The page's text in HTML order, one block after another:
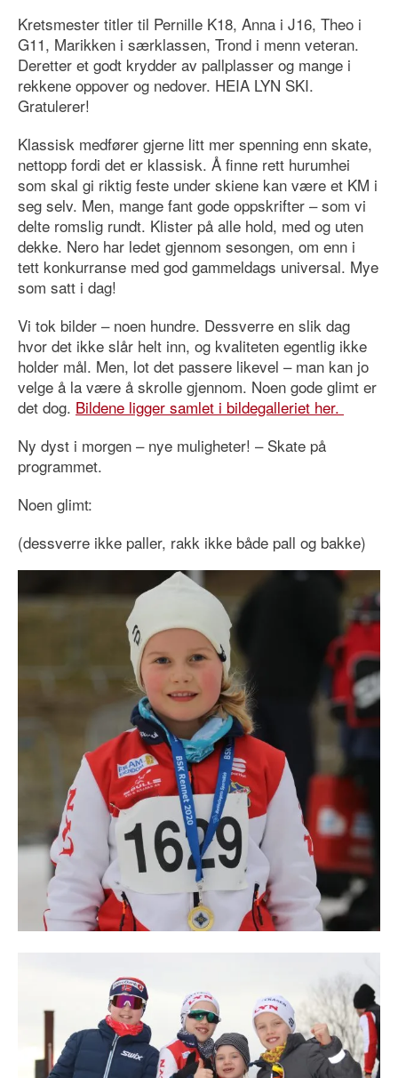
Kretsmester titler til Pernille K18, Anna i J16, Theo i
G11, Marikken i særklassen, Trond i menn veteran.
Deretter et godt krydder av pallplasser og mange i
rekkene oppover og nedover. HEIA LYN SKI.
Gratulerer!
Klassisk medfører gjerne litt mer spenning enn skate,
nettopp fordi det er klassisk. Å finne rett hurumhei
som skal gi riktig feste under skiene kan være et KM i
seg selv. Men, mange fant gode oppskrifter – som vi
delte romslig rundt. Klister på alle hold, med og uten
dekke. Nero har ledet gjennom sesongen, om enn i
tett konkurranse med god gammeldags universal. Mye
som satt i dag!
Vi tok bilder – noen hundre. Dessverre en slik dag
hvor det ikke slår helt inn, og kvaliteten egentlig ikke
holder mål. Men, lot det passere likevel – man kan jo
velge å la være å skrolle gjennom. Noen gode glimt er
det dog. Bildene ligger samlet i bildegalleriet her.
Ny dyst i morgen – nye muligheter! – Skate på
programmet.
Noen glimt:
(dessverre ikke paller, rakk ikke både pall og bakke)